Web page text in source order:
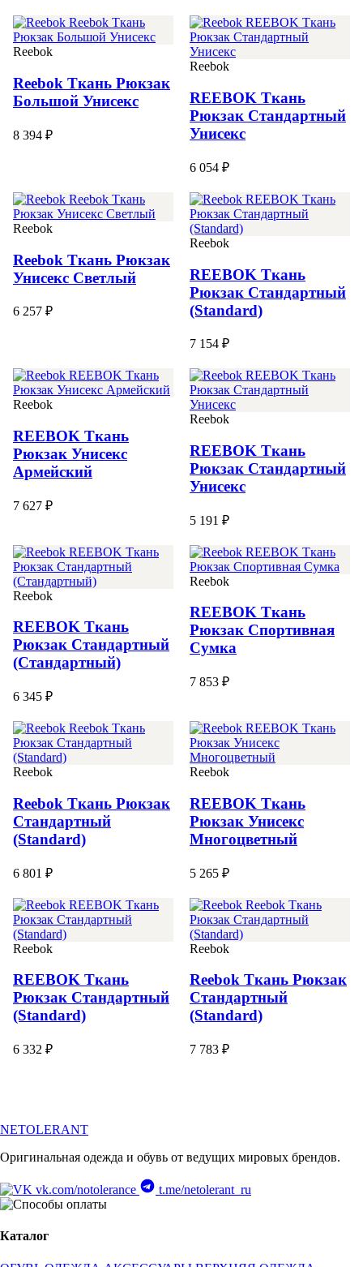
Reebok
Reebok Ткань Рюкзак
Большой Унисекс
8 394 ₽
Reebok
REEBOK Ткань
Рюкзак Стандартный
Унисекс
6 054 ₽
Reebok
Reebok Ткань Рюкзак
Унисекс Светлый
6 257 ₽
Reebok
REEBOK Ткань
Рюкзак Стандартный
(Standard)
7 154 ₽
Reebok
REEBOK Ткань
Рюкзак Унисекс
Армейский
7 627 ₽
Reebok
REEBOK Ткань
Рюкзак Стандартный
Унисекс
5 191 ₽
Reebok
REEBOK Ткань
Рюкзак Стандартный
(Стандартный)
6 345 ₽
Reebok
REEBOK Ткань
Рюкзак Спортивная
Сумка
7 853 ₽
Reebok
Reebok Ткань Рюкзак
Стандартный
(Standard)
6 801 ₽
Reebok
REEBOK Ткань
Рюкзак Унисекс
Многоцветный
5 265 ₽
Reebok
REEBOK Ткань
Рюкзак Стандартный
(Standard)
6 332 ₽
Reebok
Reebok Ткань Рюкзак
Стандартный
(Standard)
7 783 ₽
NETOLERANT
Оригинальная одежда и обувь от ведущих мировых брендов.
vk.com/notolerance t.me/netolerant_ru
Каталог